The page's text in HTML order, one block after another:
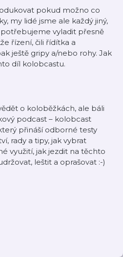
pokud možno co
my lidé jsme ale každý jiný,
vyladit přesně
řízení, čili řídítka a
ještě gripy a/nebo rohy. Jak
díl kolobcastu.
o koloběžkách, ale báli
podcast – kolobcast
přináší odborné testy
rady a tipy, jak vybrat
využití, jak jezdit na těchto
leštit a oprašovat :-)